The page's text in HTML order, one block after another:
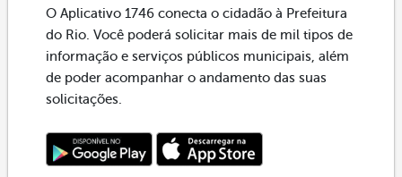
O Aplicativo 1746 conecta o cidadão à Prefeitura
do Rio. Você poderá solicitar mais de mil tipos de
informação e serviços públicos municipais, além
de poder acompanhar o andamento das suas
solicitações.